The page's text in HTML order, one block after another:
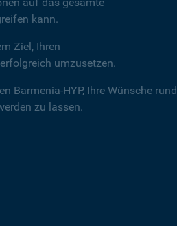
kann.
Ziel, Ihren
umzusetzen.
Barmenia-HYP, Ihre Wünsche rund
zu lassen.